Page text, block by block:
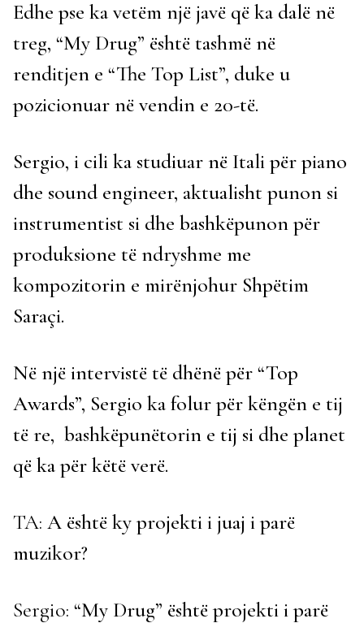
Edhe pse ka vetëm një javë që ka dalë në
treg, “My Drug” është tashmë në
renditjen e “The Top List”, duke u
pozicionuar në vendin e 20-të.
Sergio, i cili ka studiuar në Itali për piano
dhe sound engineer, aktualisht punon si
instrumentist si dhe bashkëpunon për
produksione të ndryshme me
kompozitorin e mirënjohur Shpëtim
Saraçi.
Në një intervistë të dhënë për “Top
Awards”, Sergio ka folur për këngën e tij
të re, bashkëpunëtorin e tij si dhe planet
që ka për këtë verë.
TA: A është ky projekti i juaj i parë
muzikor?
Sergio: “My Drug” është projekti i parë